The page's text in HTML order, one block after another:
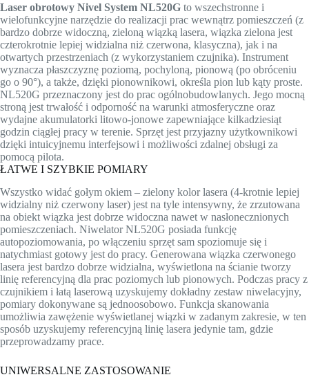
Laser obrotowy Nivel System NL520G to wszechstronne i
wielofunkcyjne narzędzie do realizacji prac wewnątrz pomieszczeń (z
bardzo dobrze widoczną, zieloną wiązką lasera, wiązka zielona jest
czterokrotnie lepiej widzialna niż czerwona, klasyczna), jak i na
otwartych przestrzeniach (z wykorzystaniem czujnika). Instrument
wyznacza płaszczyznę poziomą, pochyloną, pionową (po obróceniu
go o 90°), a także, dzięki pionownikowi, określa pion lub kąty proste.
NL520G przeznaczony jest do prac ogólnobudowlanych. Jego mocną
stroną jest trwałość i odporność na warunki atmosferyczne oraz
wydajne akumulatorki litowo-jonowe zapewniające kilkadziesiąt
godzin ciągłej pracy w terenie. Sprzęt jest przyjazny użytkownikowi
dzięki intuicyjnemu interfejsowi i możliwości zdalnej obsługi za
pomocą pilota.
ŁATWE I SZYBKIE POMIARY
Wszystko widać gołym okiem – zielony kolor lasera (4-krotnie lepiej
widzialny niż czerwony laser) jest na tyle intensywny, że zrzutowana
na obiekt wiązka jest dobrze widoczna nawet w nasłonecznionych
pomieszczeniach. Niwelator NL520G posiada funkcję
autopoziomowania, po włączeniu sprzęt sam spoziomuje się i
natychmiast gotowy jest do pracy. Generowana wiązka czerwonego
lasera jest bardzo dobrze widzialna, wyświetlona na ścianie tworzy
linię referencyjną dla prac poziomych lub pionowych. Podczas pracy z
czujnikiem i łatą laserową uzyskujemy dokładny zestaw niwelacyjny,
pomiary dokonywane są jednoosobowo. Funkcja skanowania
umożliwia zawężenie wyświetlanej wiązki w zadanym zakresie, w ten
sposób uzyskujemy referencyjną linię lasera jedynie tam, gdzie
przeprowadzamy prace.
UNIWERSALNE ZASTOSOWANIE